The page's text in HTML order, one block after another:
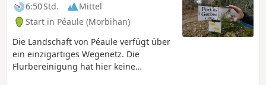
6:50 Std.
Mittel
Start in Péaule (Morbihan)
Die Landschaft von Péaule verfügt über
ein einzigartiges Wegenetz. Die
Flurbereinigung hat hier keine